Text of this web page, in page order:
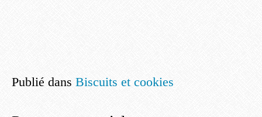
Publié dans Biscuits et cookies